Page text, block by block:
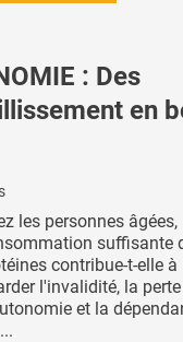
: Des
en
les personnes âgées,
suffisante
contribue-t-elle à
l'invalidité, la perte
et la